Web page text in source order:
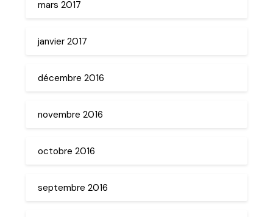
mars 2017
janvier 2017
décembre 2016
novembre 2016
octobre 2016
septembre 2016